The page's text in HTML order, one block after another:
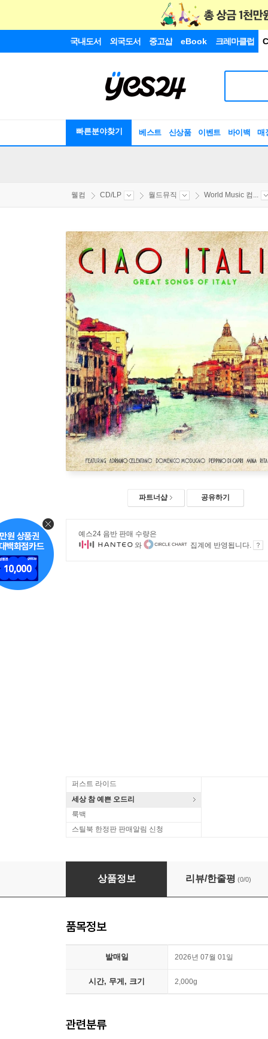
국내도서 외국도서 중고샵 eBook 크레마클럽
빠른분야찾기 베스트 신상품 이벤트 바이백 매
웰컴 CD/LP 월드뮤직 World Music 컴...
파트너샵 공유하기
예스24 음반 판매 수량은
와
집계에 반영됩니다.
퍼스트 라이드
세상 참 예쁜 오드리
룩백
스틸북 한정판 판매알림 신청
이태리 칸초네 모음집 (Ciao Italia) [럭키 딥 마
상품정보 리뷰/한줄평 (0/0)
품목정보
발매일 2026년 07월 01일
시간, 무게, 크기 2,000g
관련분류